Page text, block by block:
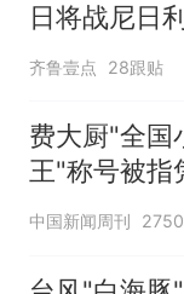
日将战尼日
有望出战
齐鲁壹点 28跟贴
费大厨"全国
王"称号被指
官方回应
中国新闻周刊